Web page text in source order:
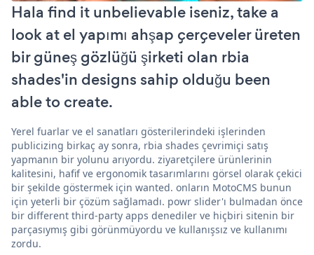
Hala find it unbelievable iseniz, take a
look at el yapımı ahşap çerçeveler üreten
bir güneş gözlüğü şirketi olan rbia
shades'in designs sahip olduğu been
able to create.
Yerel fuarlar ve el sanatları gösterilerindeki işlerinden
publicizing birkaç ay sonra, rbia shades çevrimiçi satış
yapmanın bir yolunu arıyordu. ziyaretçilere ürünlerinin
kalitesini, hafif ve ergonomik tasarımlarını görsel olarak çekici
bir şekilde göstermek için wanted. onların MotoCMS bunun
için yeterli bir çözüm sağlamadı. powr slider'ı bulmadan önce
bir different third-party apps denediler ve hiçbiri sitenin bir
parçasıymış gibi görünmüyordu ve kullanışsız ve kullanımı
zordu.